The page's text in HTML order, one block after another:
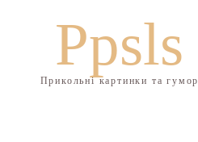
Ppsls
Прикольні картинки та гумор